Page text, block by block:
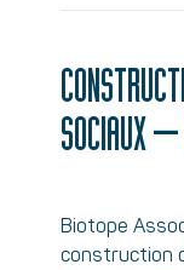
SOCIAUX
Biotope
construction